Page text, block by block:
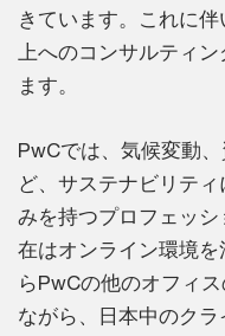
きています。これに
上へのコンサルティ
ます。
PwCでは、気候変動
ど、サステナビリテ
みを持つプロフェッ
在はオンライン環境
らPwCの他のオフィ
ながら、日本中のク